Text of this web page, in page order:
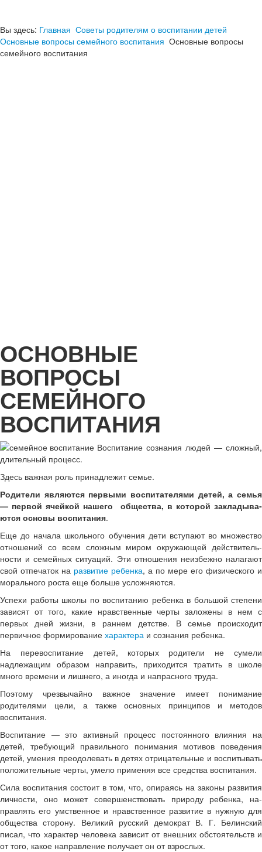
Вы здесь: Главная Советы родителям о воспитании детей
Основные вопросы семейного воспитания Основные вопросы
семейного воспитания
ОСНОВНЫЕ
ВОПРОСЫ
СЕМЕЙНОГО
ВОСПИТАНИЯ
Воспитание сознания людей — сложный,
длительный процесс.
Здесь важная роль принадлежит семье.
Родители являются первыми воспитателя­ми детей, а семья
— первой ячейкой нашего общества, в которой закладыва­
ются основы воспитания.
Еще до начала школьного обучения дети вступают во множество
отношений со всем сложным миром окружающей действитель­
ности и семейных ситуаций. Эти отношения неизбежно налагают
свой отпечаток на раз­витие ребенка, а по мере его физического и
морального роста еще больше услож­няются.
Успехи работы школы по воспитанию ре­бенка в большой степени
зависят от того, какие нравственные черты заложены в нем с
первых дней жизни, в раннем детстве. В семье происходит
первичное формирование характера и сознания ребенка.
На перевоспитание детей, которых родители не сумели
надлежащим образом направить, приходи­тся тратить в школе
много времени и лиш­него, а иногда и напрасного труда.
Поэтому чрезвычайно важное значение имеет понимание
родителями цели, а также основных принципов и методов
воспитания.
Воспитание — это активный процесс по­стоянного влияния на
детей, требующий правильного понимания мотивов поведения
детей, умения преодолевать в детях от­рицательные и воспитывать
положительные черты, умело применяя все средства вос­питания.
Сила воспитания состоит в том, что, опи­раясь на законы развития
личности, оно мо­жет совершенствовать природу ребенка, на­
правлять его умственное и нравственное развитие в нужную для
общества сторону. Великий русский демократ В. Г. Белинский
писал, что характер чело­века зависит от внешних обстоятельств и
от того, какое направление получает он от взрослых.